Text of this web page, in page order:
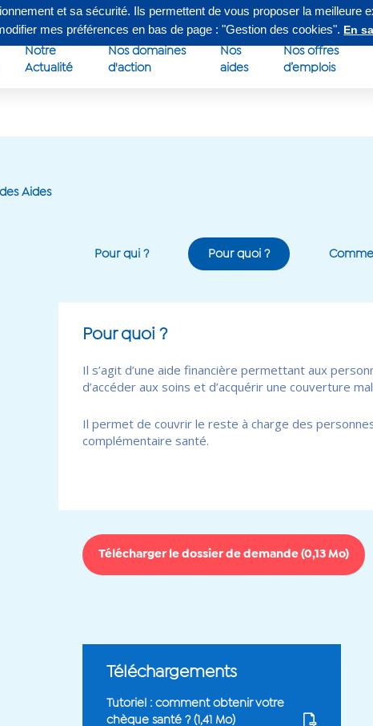
de 8h à 16h30
Notre
Actualité
Nos domaines
d'action
Nos
aides
Nos offres
d’emplois
Aides
Pour qui ? Pour quoi ?
Pour quoi ?
Il s’agit d’une aide financière permettant aux
d’accéder aux soins et d’acquérir une couverture
Il permet de couvrir le reste à charge des
complémentaire santé.
Télécharger le dossier de demande (0,13 Mo)
Téléchargements
Tutoriel : comment obtenir votre
chèque santé ? ( 1,41 Mo)
et sa sécurité. Ils permettent de vous proposer la meilleure
mes préférences en bas de page : "Gestion des cookies". En